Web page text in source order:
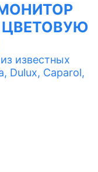
известных
Dulux, Caparol,